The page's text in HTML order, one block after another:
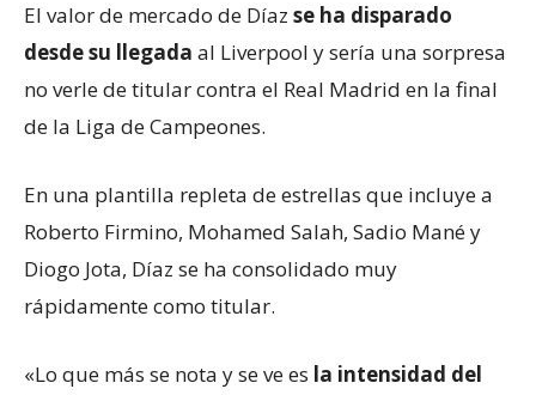
El valor de mercado de Díaz se ha disparado
desde su llegada al Liverpool y sería una sorpresa
no verle de titular contra el Real Madrid en la final
de la Liga de Campeones.
En una plantilla repleta de estrellas que incluye a
Roberto Firmino, Mohamed Salah, Sadio Mané y
Diogo Jota, Díaz se ha consolidado muy
rápidamente como titular.
«Lo que más se nota y se ve es la intensidad del